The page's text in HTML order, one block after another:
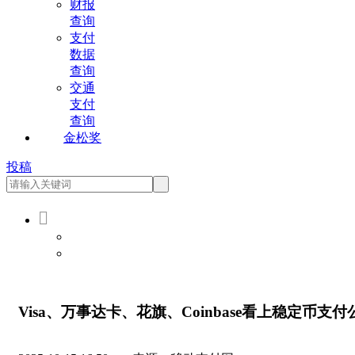
财报
查询
支付
数据
查询
交通
支付
查询
金松奖
投稿

Visa、万事达卡、花旗、Coinbase看上稳定币支付